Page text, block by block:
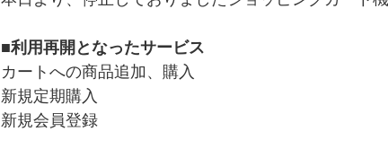
■利用再開となったサービス
カートへの商品追加、購入
新規定期購入
新規会員登録